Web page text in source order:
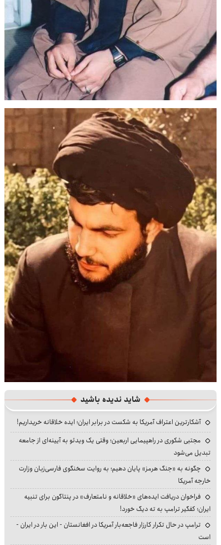
شاید ندیده باشید
آشکارترین اعتراف آمریکا به شکست در برابر ایران؛ ایده خلاقانه خریداریم!
مجتبی شکوری در راهپیمایی اربعین؛ وقتی یک ویدئو به آیینه‌ای از جامعه
تبدیل می‌شود
چگونه به «جنگ هرمز» پایان دهیم؛ به روایت سخنگوی فارسی‌زبان وزارت
خارجه آمریکا
فراخوان دریافت ایده‌های «خلاقانه و نامتعارف» در پنتاگون برای تنبیه
ایران؛ کفگیر ترامپ به ته دیگ خورد!
ترامپ در حال تکرار کارزار فاجعه‌بار آمریکا در افغانستان - این بار در ایران -
است